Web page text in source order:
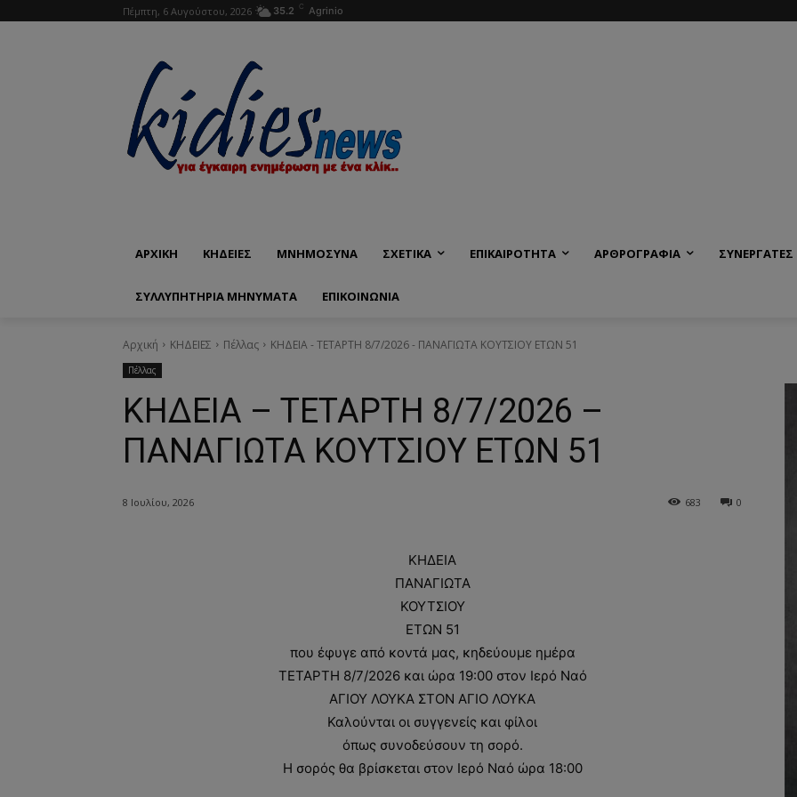
Πέμπτη, 6 Αυγούστου, 2026 35.2 C Agrinio
ΑΡΧΙΚΗ ΚΗΔΕΙΕΣ ΜΝΗΜΟΣΥΝΑ ΣΧΕΤΙΚΑ ΕΠΙΚΑΙΡΟΤΗΤΑ ΑΡΘΡΟΓΡΑΦΙΑ ΣΥΝΕΡΓΑΤΕΣ
ΣΥΛΛΥΠΗΤΗΡΙΑ ΜΗΝΥΜΑΤΑ ΕΠΙΚΟΙΝΩΝΊΑ
Αρχική ΚΗΔΕΙΕΣ Πέλλας ΚΗΔΕΙΑ - ΤΕΤΑΡΤΗ 8/7/2026 - ΠΑΝΑΓΙΩΤΑ ΚΟΥΤΣΙΟΥ ΕΤΩΝ 51
Πέλλας
ΚΗΔΕΙΑ – ΤΕΤΑΡΤΗ 8/7/2026 –
ΠΑΝΑΓΙΩΤΑ ΚΟΥΤΣΙΟΥ ΕΤΩΝ 51
8 Ιουλίου, 2026 0
683
ΚΗΔΕΙΑ
ΠΑΝΑΓΙΩΤΑ
ΚΟΥΤΣΙΟΥ
ΕΤΩΝ 51
που έφυγε από κοντά μας, κηδεύουμε ημέρα
ΤΕΤΑΡΤΗ 8/7/2026 και ώρα 19:00 στον Ιερό Ναό
ΑΓΙΟΥ ΛΟΥΚΑ ΣΤΟΝ ΑΓΙΟ ΛΟΥΚΑ
Καλούνται οι συγγενείς και φίλοι
όπως συνοδεύσουν τη σορό.
Η σορός θα βρίσκεται στον Ιερό Ναό ώρα 18:00